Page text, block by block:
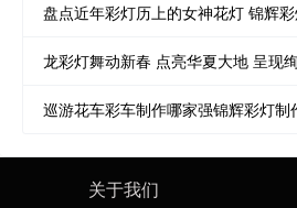
盘点近年彩灯历上的女神花灯 锦辉
龙彩灯舞动新春 点亮华夏大地 呈现
巡游花车彩车制作哪家强锦辉彩灯制
关于我们